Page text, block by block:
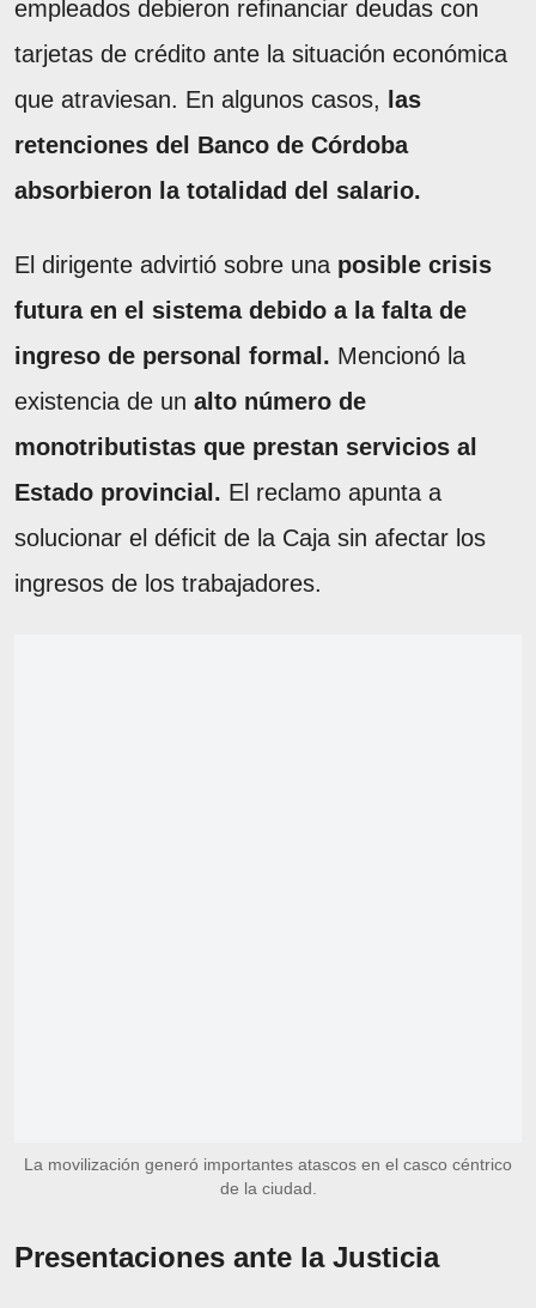
empleados debieron refinanciar deudas con
tarjetas de crédito ante la situación económica
que atraviesan. En algunos casos,
las
retenciones del Banco de Córdoba
absorbieron la totalidad del salario.
El dirigente advirtió sobre una posible crisis
futura en el sistema debido a la falta de
ingreso de personal formal. Mencionó la
existencia de un alto número de
monotributistas que prestan servicios al
Estado provincial. El reclamo apunta a
solucionar el déficit de la Caja sin afectar los
ingresos de los trabajadores.
La movilización generó importantes atascos en el casco céntrico
de la ciudad.
Presentaciones ante la Justicia